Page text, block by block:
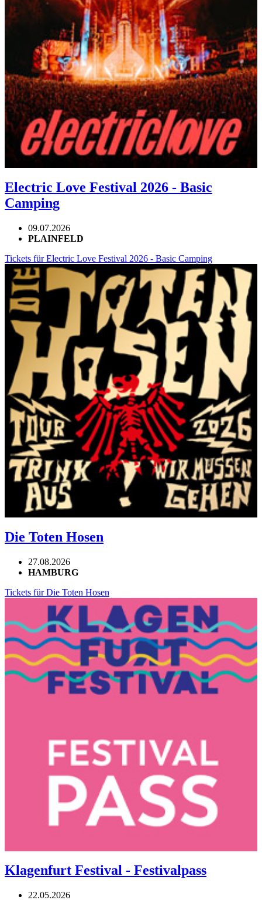
Electric Love Festival 2026 - Basic
Camping
09.07.2026
PLAINFELD
Tickets für Electric Love Festival 2026 - Basic Camping
Die Toten Hosen
27.08.2026
HAMBURG
Tickets für Die Toten Hosen
Klagenfurt Festival - Festivalpass
22.05.2026